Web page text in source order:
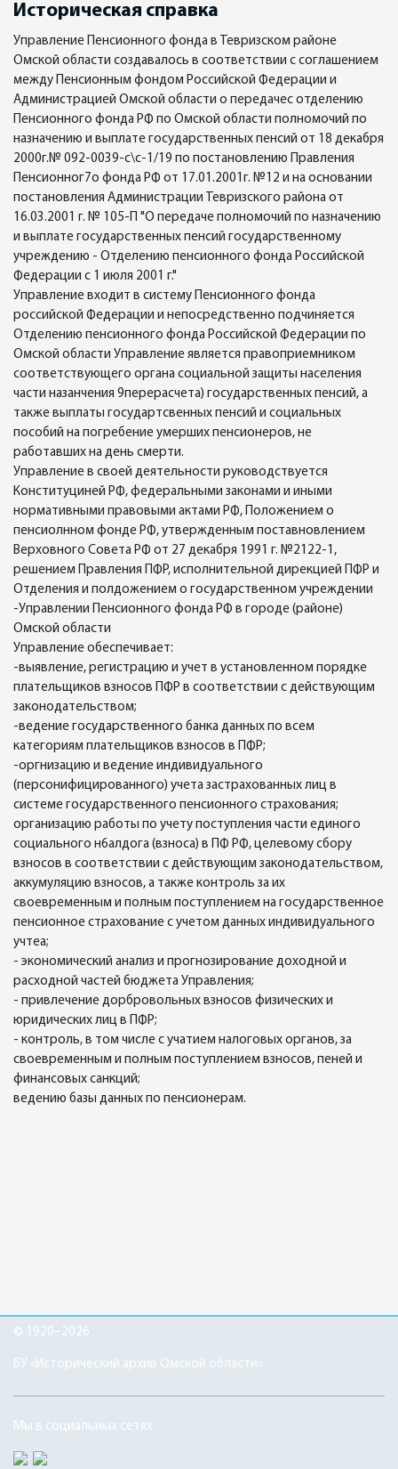
Историческая справка
Управление Пенсионного фонда в Тевризском районе
Омской области создавалось в соответствии с соглашением
между Пенсионным фондом Российской Федерации и
Администрацией Омской области о передачес отделению
Пенсионного фонда РФ по Омской области полномочий по
назначению и выплате государственных пенсий от 18 декабря
2000г.№ 092-0039-с\с-1/19 по постановлению Правления
Пенсионног7о фонда РФ от 17.01.2001г. №12 и на основании
постановления Администрации Тевризского района от
16.03.2001 г. № 105-П "О передаче полномочий по назначению
и выплате государственных пенсий государственному
учреждению - Отделению пенсионного фонда Российской
Федерации с 1 июля 2001 г."
Управление входит в систему Пенсионного фонда
российской Федерации и непосредственно подчиняется
Отделению пенсионного фонда Российской Федерации по
Омской области Управление является правоприемником
соответствующего органа социальной защиты населения
части назанчения 9перерасчета) государственных пенсий, а
также выплаты государтсвенных пенсий и социальных
пособий на погребение умерших пенсионеров, не
работавших на день смерти.
Управление в своей деятельности руководствуется
Конституциней РФ, федеральными законами и иными
нормативными правовыми актами РФ, Положением о
пенсиолнном фонде РФ, утвержденным поставновлением
Верховного Совета РФ от 27 декабря 1991 г. №2122-1,
решением Правления ПФР, исполнительной дирекцией ПФР и
Отделения и полдожением о государственном учреждении
-Управлении Пенсионного фонда РФ в городе (районе)
Омской области
Управление обеспечивает:
-выявление, регистрацию и учет в установленном порядке
плательщиков взносов ПФР в соответствии с действующим
законодательством;
-ведение государственного банка данных по всем
категориям плательщиков взносов в ПФР;
-оргнизацию и ведение индивидуального
(персонифицированного) учета застрахованных лиц в
системе государственного пенсионного страхования;
организацию работы по учету поступления части единого
социального н6алдога (взноса) в ПФ РФ, целевому сбору
взносов в соответствии с действующим законодательством,
аккумуляцию взносов, а также контроль за их
своевременным и полным поступлением на государственное
пенсионное страхование с учетом данных индивидуального
учтеа;
- экономический анализ и прогнозирование доходной и
расходной частей бюджета Управления;
- привлечение дорбровольных взносов физических и
юридических лиц в ПФР;
- контроль, в том числе с учатием налоговых органов, за
своевременным и полным поступлением взносов, пеней и
финансовых санкций;
ведению базы данных по пенсионерам.
© 1920–2026
БУ «Исторический архив Омской области»
Мы в социальных сетях